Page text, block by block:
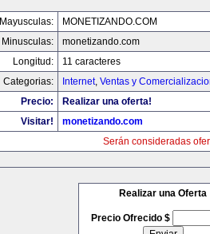
Mayusculas:
MONETIZANDO.COM
Minusculas:
monetizando.com
Longitud:
11 caracteres
Categorias:
Internet, Ventas y
Precio:
Realizar una oferta!
Visitar!
monetizando.com
Serán consideradas
Realizar una Oferta
Precio Ofrecido $